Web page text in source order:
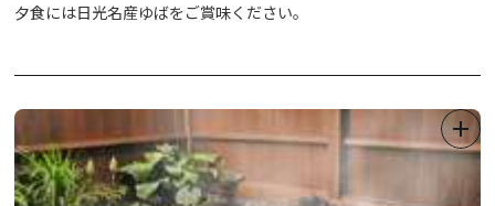
夕食には日光名産ゆばをご賞味ください。